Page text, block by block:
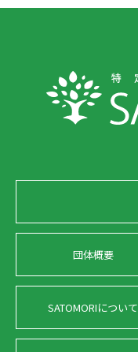
団体概要
SATOMORIについて